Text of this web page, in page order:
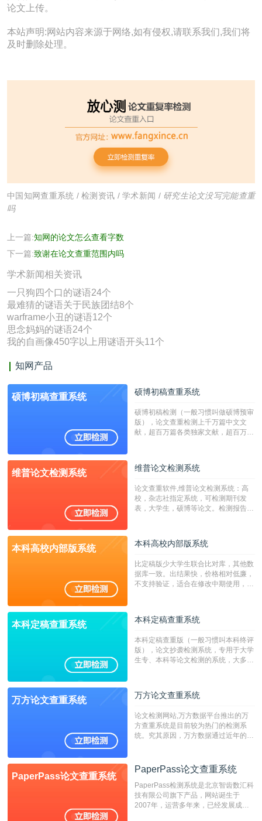
论文上传。
本站声明:网站内容来源于网络,如有侵权,请联系我们,我们将
及时删除处理。
中国知网查重系统 /检测资讯 / 学术新闻 / 研究生论文没写完能查重
吗
上一篇:知网的论文怎么查看字数
下一篇:致谢在论文查重范围内吗
学术新闻相关资讯
一只狗四个口的谜语24个
最难猜的谜语关于民族团结8个
warframe小丑的谜语12个
思念妈妈的谜语24个
我的自画像450字以上用谜语开头11个
知网产品
硕博初稿查重系统 硕博初稿查重系统
硕博初稿检测（一般习惯叫做硕博预审
版），论文查重检测上千万篇中文文
献，超百万篇各类独家文献，超百万港
校用来检测硕博论文的系统，检测范围
广，数据来源真实，检测算法合理!本
字符数30万）
维普论文检测系统 维普论文检测系统
论文查重软件,维普论文检测系统：高
校，杂志社指定系统，可检测期刊发
表，大学生，硕博等论文。检测报告支
本科高校内部版系统 本科高校内部版系统
比定稿版少大学生联合比对库，其他数
据库一致。出结果快，价格相对低廉，
不支持验证，适合在修改中期使用，定
本科定稿查重系统 本科定稿查重系统
本科定稿查重版（一般习惯叫本科终评
版），论文抄袭检测系统，专用于大学
生专、本科等论文检测的系统，大多数
万方论文查重系统 万方论文查重系统
论文检测网站,万方数据平台推出的万
方查重系统是目前较为热门的检测系
统。究其原因，万方数据通过近年的发
检测系统，其真实性和权威性无可厚
非。其次，相对于知网而言，万方检测
费用少，上手容易，是学生初次论文查
重的推荐系统。
PaperPass论文查重系统
PaperPass论文查重系统
PaperPass检测系统是北京智齿数汇科
技有限公司旗下产品，网站诞生于
2007年，运营多年来，已经发展成为